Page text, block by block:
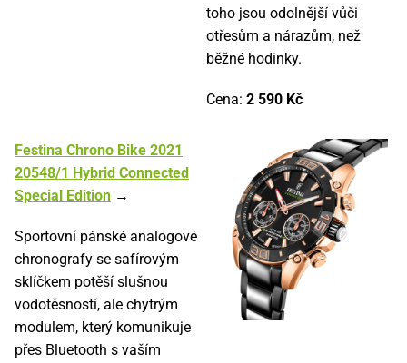
toho jsou odolnější vůči
otřesům a nárazům, než
běžné hodinky.
Cena: 2 590 Kč
Festina Chrono Bike 2021
20548/1 Hybrid Connected
Special Edition →
Sportovní pánské analogové
chronografy se safírovým
sklíčkem potěší slušnou
vodotěsností, ale chytrým
modulem, který komunikuje
přes Bluetooth s vaším